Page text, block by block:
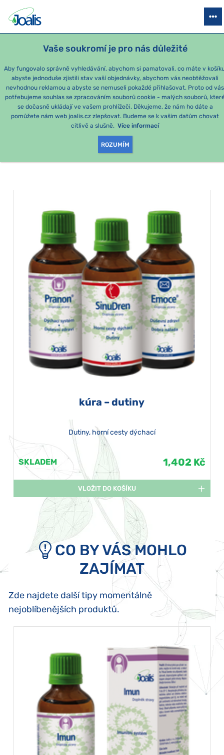
Vaše soukromí je pro nás důležité
Aby fungovalo správně vyhledávání, abychom si pamatovali, co máte v
abyste jednoduše zjistili stav vaší objednávky, abychom vás neobtěžovali
nevhodnou reklamou a abyste se nemuseli pokaždé přihlašovat. Proto od vás
potřebujeme souhlas se zpracováním souborů cookie - malých souborů,
se dočasně ukládají ve vašem prohlížeči. Děkujeme, že nám ho dáte a
pomůžete nám web joalis.cz zlepšovat. Budeme se k vašim datům chovat
citlivě a slušně. Více informací
ROZUMÍM
PRODUKTY PODLE OBTÍŽÍ SEZÓNNÍ BALÍČKY PRO DĚTI
Dutiny
PRODUKTY PODLE
KATEGORIE:
kúra – dutiny
Dutiny, horní cesty dýchací
SKLADEM 1,402 Kč
VLOŽIT DO KOŠÍKU
CO BY VÁS MOHLO
ZAJÍMAT
Zde najdete další tipy momentálně
nejoblíbenějších produktů.